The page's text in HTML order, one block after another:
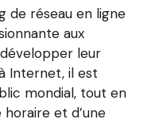
de réseau en ligne
aux
leur
Internet, il est
mondial, tout en
et d’une